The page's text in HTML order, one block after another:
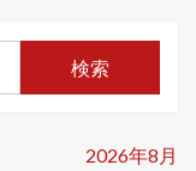
検索
2026年8月